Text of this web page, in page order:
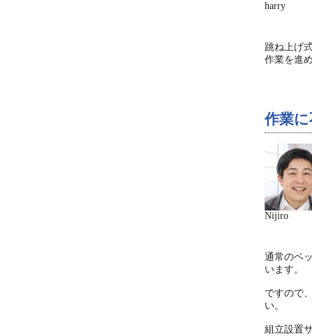
harry
跳ね上げ
作業を進
作業
Nijiro
通常のベ
います。
ですので
い。
組立設置